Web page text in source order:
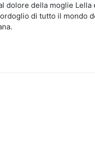
dolore della moglie Lella
di tutto il mondo